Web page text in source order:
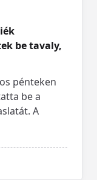
be tavaly,
pénteken
be a
A